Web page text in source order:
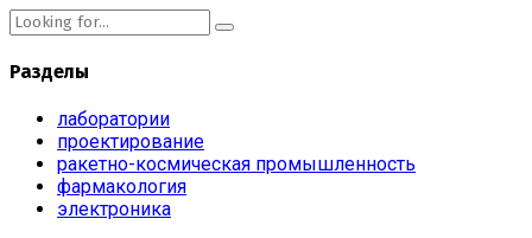
Разделы
лаборатории
проектирование
ракетно-космическая промышленность
фармакология
электроника